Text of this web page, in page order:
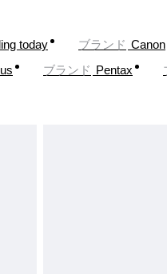
today ブランド Canon
ブランド Pentax